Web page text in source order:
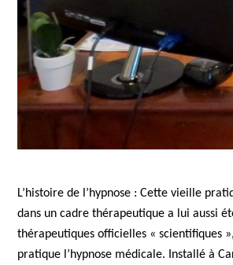
L’histoire de l’hypnose : Cette vieille
dans un cadre thérapeutique a lui aussi
thérapeutiques officielles « scientifiques
pratique l’hypnose médicale. Installé à